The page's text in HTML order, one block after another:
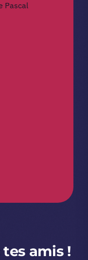
Pascal
amis !